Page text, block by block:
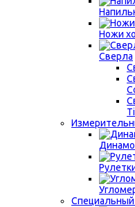
Ножи
Сверла